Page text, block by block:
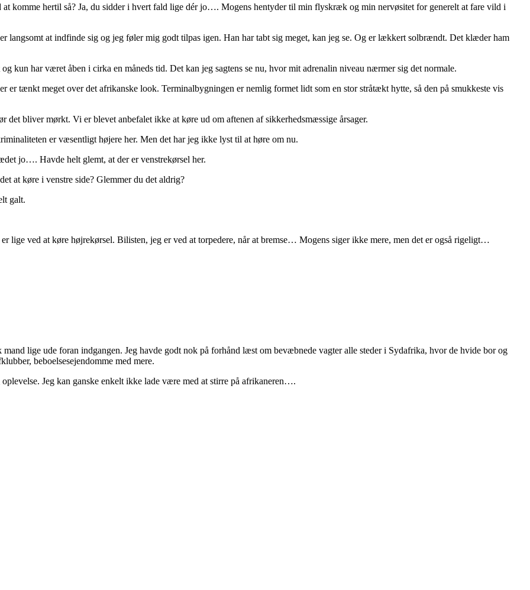
komme hertil så? Ja, du sidder i hvert fald lige dér jo…. Mogens hentyder til min flyskræk og min nervøsitet for generelt at fare vild i
langsomt at indfinde sig og jeg føler mig godt tilpas igen. Han har tabt sig meget, kan jeg se. Og er lækkert solbrændt. Det klæder ham
kun har været åben i cirka en måneds tid. Det kan jeg sagtens se nu, hvor mit adrenalin niveau nærmer sig det normale.
tænkt meget over det afrikanske look. Terminalbygningen er nemlig formet lidt som en stor stråtækt hytte, så den på smukkeste vis
bliver mørkt. Vi er blevet anbefalet ikke at køre ud om aftenen af sikkerhedsmæssige årsager.
er væsentligt højere her. Men det har jeg ikke lyst til at høre om nu.
jo…. Havde helt glemt, at der er venstrekørsel her.
at køre i venstre side? Glemmer du det aldrig?
galt.
lige ved at køre højrekørsel. Bilisten, jeg er ved at torpedere, når at bremse… Mogens siger ikke mere, men det er også rigeligt…
lige ude foran indgangen. Jeg havde godt nok på forhånd læst om bevæbnede vagter alle steder i Sydafrika, hvor de hvide bor og
beboelsesejendomme med mere.
Jeg kan ganske enkelt ikke lade være med at stirre på afrikaneren….